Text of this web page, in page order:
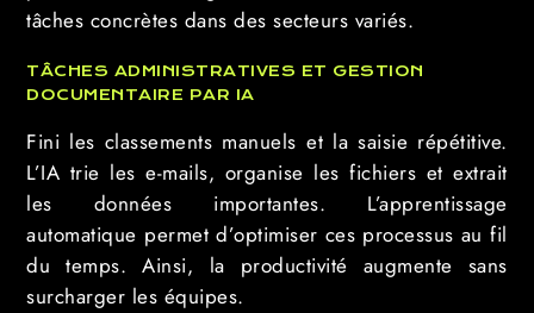
tâches concrètes dans des secteurs variés.
TÂCHES ADMINISTRATIVES ET GESTION
DOCUMENTAIRE PAR IA
Fini les classements manuels et la saisie répétitive.
L’IA trie les e-mails, organise les fichiers et extrait
les données importantes. L’apprentissage
automatique permet d’optimiser ces processus au fil
du temps. Ainsi, la productivité augmente sans
surcharger les équipes.